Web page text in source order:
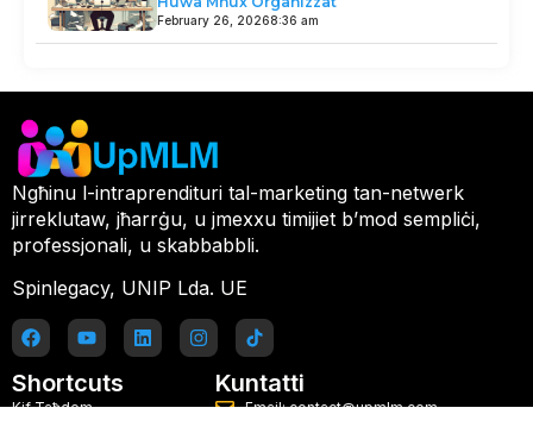
February 26, 20268:36 am
Ngħinu l-intraprendituri tal-marketing tan-netwerk
jirreklutaw, jħarrġu, u jmexxu timijiet b’mod sempliċi,
professjonali, u skabbabbli.
Spinlegacy, UNIP Lda. UE
Shortcuts
Kif Taħdem
Kuntatti
Email: contact@upmlm.com